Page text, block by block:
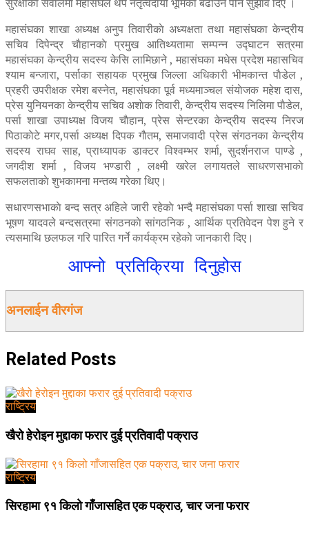
महासंघका शाखा अध्यक्ष अनुप तिवारीकाे अध्यक्षता तथा महासंघका केन्द्रीय
सचिव दिपेन्द्र चाैहानकाे प्रमुख आतिथ्यतामा सम्पन्न उद्घाटन सत्रमा
महासंघका केन्द्रीय सदस्य केसि लामिछाने , महासंघका मधेस प्रदेश महासचिव
श्याम बन्जारा, पर्साका सहायक प्रमुख जिल्ला अधिकारी भीमकान्त पाैडेल ,
प्रहरी उपरीक्षक रमेश बस्नेत, महासंघका पूर्व मध्यमाञ्चल संयाेजक महेश दास,
प्रेस युनियनका केन्द्रीय सचिव अशाेक तिवारी, केन्द्रीय सदस्य निलिमा पाैडेल,
पर्सा शाखा उपाध्यक्ष विजय चाैहान, प्रेस सेन्टरका केन्द्रीय सदस्य निरज
पिठाकाेटे मगर,पर्सा अध्यक्ष दिपक गाैतम, समाजवादी प्रेस संगठनका केन्द्रीय
सदस्य राघव साह, प्राध्यापक डाक्टर विश्वम्भर शर्मा, सुदर्शनराज पाण्डे ,
जगदीश शर्मा , विजय भण्डारी , लक्ष्मी खरेल लगायतले साधरणसभाकाे
सफलताकाे शुभकामना मन्तव्य गरेका थिए।
सधारणसभाकाे बन्द सत्र अहिले जारी रहेकाे भन्दै महासंघका पर्सा शाखा सचिव
भूषण यादवले बन्दसत्रमा संगठनकाे सांगठनिक , आर्थिक प्रतिवेदन पेश हुने र
त्यसमाथि छलफल गरि पारित गर्ने कार्यक्रम रहेकाे जानकारी दिए।
आफ्नो प्रतिक्रिया दिनुहोस
अनलाईन वीरगंज
Related Posts
राष्ट्रिय
खैरो हेरोइन मुद्दाका फरार दुई प्रतिवादी पक्राउ
राष्ट्रिय
सिरहामा ९१ किलो गाँजासहित एक पक्राउ, चार जना फरार